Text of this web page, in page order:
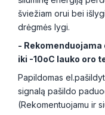
šviežiam orui bei
drėgmės lygi.
-
iki -10oC lauko oro
Papildomas
signalą pašildo
(Rekomentuojamu ir